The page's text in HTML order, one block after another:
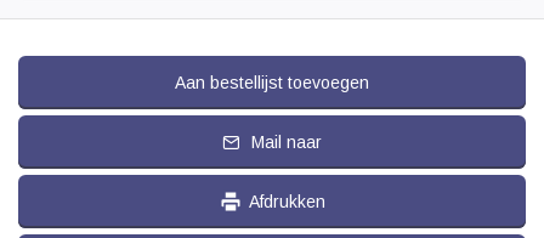
Aan bestellijst toevoegen
Mail naar
Afdrukken